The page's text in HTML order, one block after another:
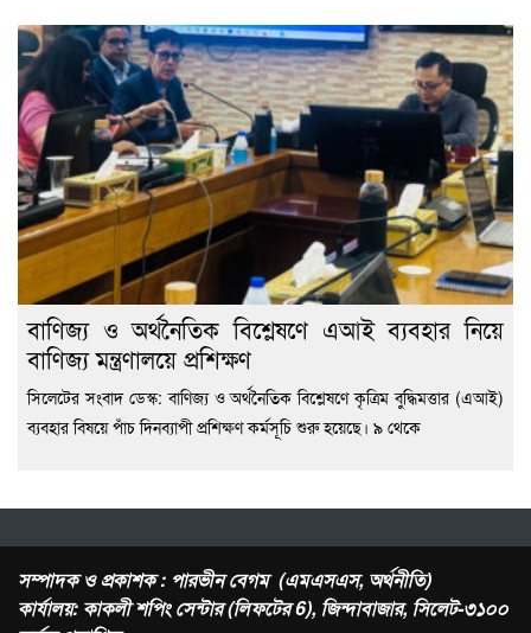
বাণিজ্য ও অর্থনৈতিক বিশ্লেষণে এআই ব্যবহার নিয়ে
বাণিজ্য মন্ত্রণালয়ে প্রশিক্ষণ
সিলেটের সংবাদ ডেস্ক: বাণিজ্য ও অর্থনৈতিক বিশ্লেষণে কৃত্রিম বুদ্ধিমত্তার (এআই)
ব্যবহার বিষয়ে পাঁচ দিনব্যাপী প্রশিক্ষণ কর্মসূচি শুরু হয়েছে। ৯ থেকে
সম্পাদক ও প্রকাশক : পারভীন বেগম (এমএসএস, অর্থনীতি)
কার্যালয়: কাকলী শপিং সেন্টার (লিফটের 6), জিন্দাবাজার, সিলেট-৩১০০